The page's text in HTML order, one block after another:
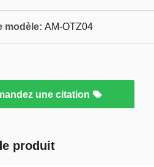
modèle: AM-OTZ04
une citation
produit